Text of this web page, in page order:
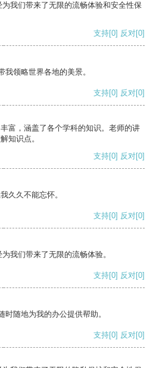
我们带来了无限的流畅体验和安全性保
支持[0] 反对[0]
领略世界各地的美景。
支持[0] 反对[0]
富，涵盖了各个学科的知识。老师的讲
知识点。
支持[0] 反对[0]
久久不能忘怀。
支持[0] 反对[0]
我们带来了无限的流畅体验。
支持[0] 反对[0]
随地为我的办公提供帮助。
支持[0] 反对[0]